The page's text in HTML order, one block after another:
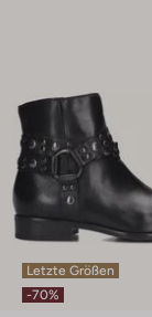
Letzte Größen
-70%